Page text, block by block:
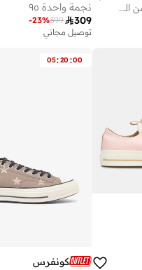
حذاء تشاك 70 مفتوح من الكعب للجنسين
نجمة واحدة ٩٥
309
399
-23%
توصيل مجاني
05:20 :00
كونفرس